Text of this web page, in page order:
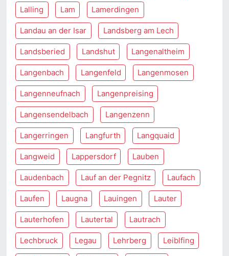
Lalling Lam Lamerdingen
Landau an der Isar Landsberg am Lech
Landsberied Landshut Langenaltheim
Langenbach Langenfeld Langenmosen
Langenneufnach Langenpreising
Langensendelbach Langenzenn
Langerringen Langfurth Langquaid
Langweid Lappersdorf Lauben
Laudenbach Lauf an der Pegnitz Laufach
Laufen Laugna Lauingen Lauter
Lauterhofen Lautertal Lautrach
Lechbruck Legau Lehrberg Leiblfing